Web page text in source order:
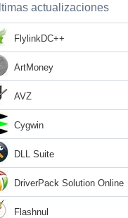
actualizaciones
FlylinkDC++
ArtMoney
AVZ
Cygwin
DLL Suite
DriverPack Solution Online
Flashnul